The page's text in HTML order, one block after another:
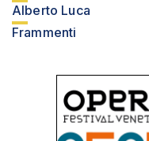
Alberto Luca
Frammenti